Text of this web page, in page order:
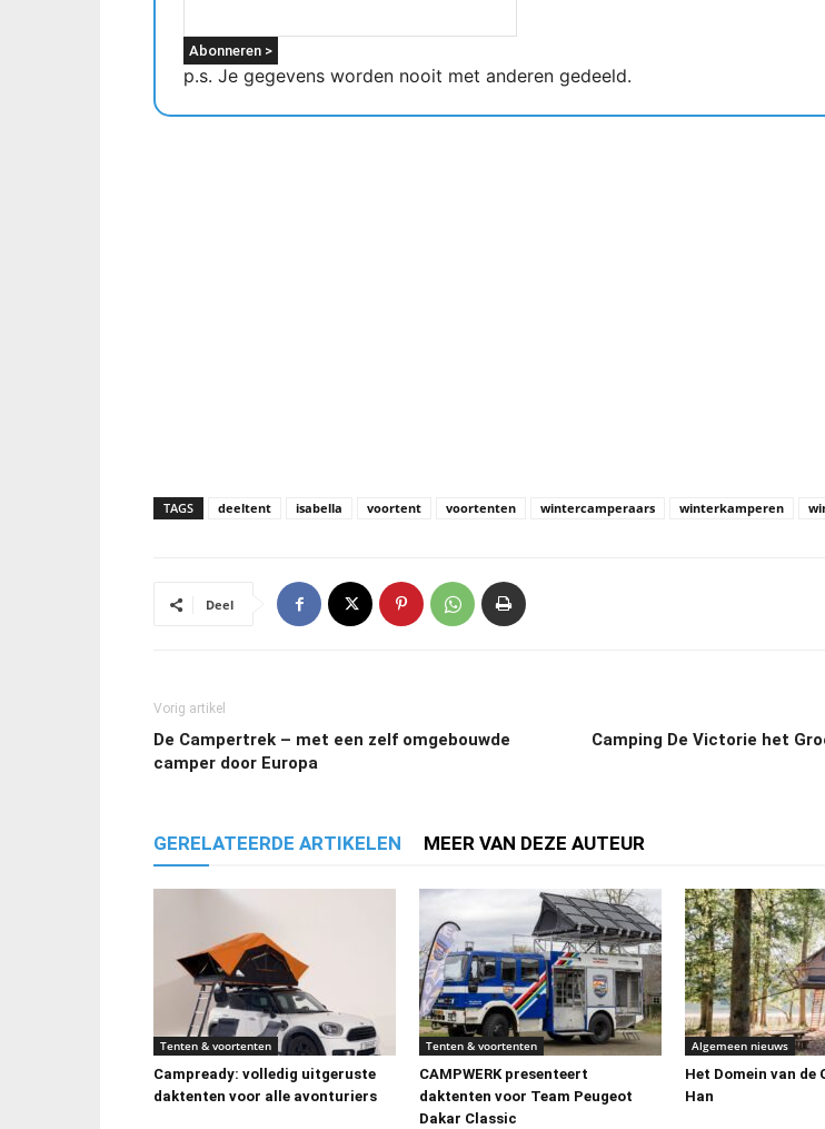
p.s. Je gegevens worden nooit met anderen gedeeld.
TAGS deeltent isabella voortent voortenten wintercamperaars winterkamperen
Deel
Vorig artikel
De Campertrek – met een zelf omgebouwde
camper door Europa
Camping De Victorie het
GERELATEERDE ARTIKELEN MEER VAN DEZE AUTEUR
Tenten & voortenten
Campready: volledig uitgeruste
daktenten voor alle avonturiers
Tenten & voortenten
CAMPWERK presenteert
daktenten voor Team Peugeot
Dakar Classic
Algemeen nieuws
Het Domein van de
Han